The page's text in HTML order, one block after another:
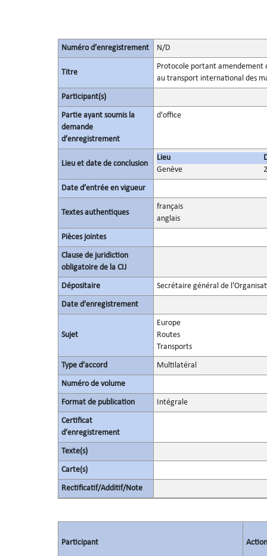
Numéro d’enregistrement N/D
Titre
Protocole portant amendement
au transport international des
Participant(s)
Partie ayant soumis la
demande
d’enregistrement
d'office
Lieu et date de conclusion
Lieu
Genève
Date d’entrée en vigueur
Textes authentiques
français
anglais
Pièces jointes
Clause de juridiction
obligatoire de la CIJ
Dépositaire Secrétaire général de
Date d'enregistrement
Sujet
Europe
Routes
Transports
Type d’accord Multilatéral
Numéro de volume
Format de publication Intégrale
Certificat
d’enregistrement
Texte(s)
Carte(s)
Rectificatif/Additif/Note
Participant Action